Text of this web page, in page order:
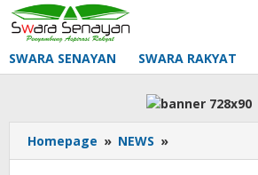
Lewati
ke
konten
SWARA SENAYAN SWARA RAKYAT
Homepage » NEWS »
UIA